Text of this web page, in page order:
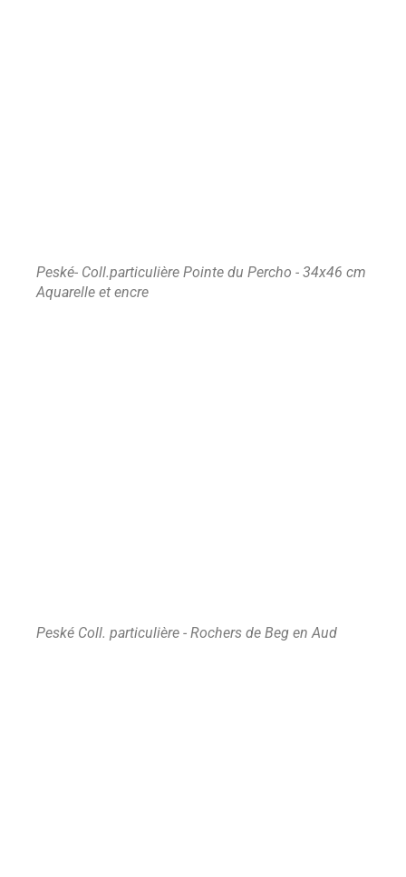
Peské- Coll.particulière Pointe du Percho - 34x46 cm
Aquarelle et encre
Peské Coll. particulière - Rochers de Beg en Aud